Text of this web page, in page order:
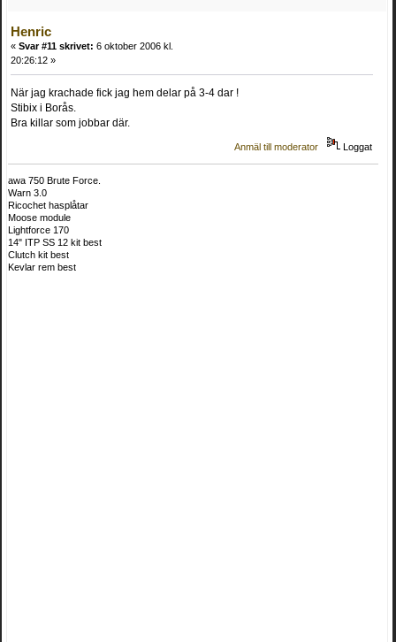
Henric
« Svar #11 skrivet: 6 oktober 2006 kl.
20:26:12 »
När jag krachade fick jag hem delar på 3-4 dar !
Stibix i Borås.
Bra killar som jobbar där.
Anmäl till moderator Loggat
awa 750 Brute Force.
Warn 3.0
Ricochet hasplåtar
Moose module
Lightforce 170
14" ITP SS 12 kit best
Clutch kit best
Kevlar rem best